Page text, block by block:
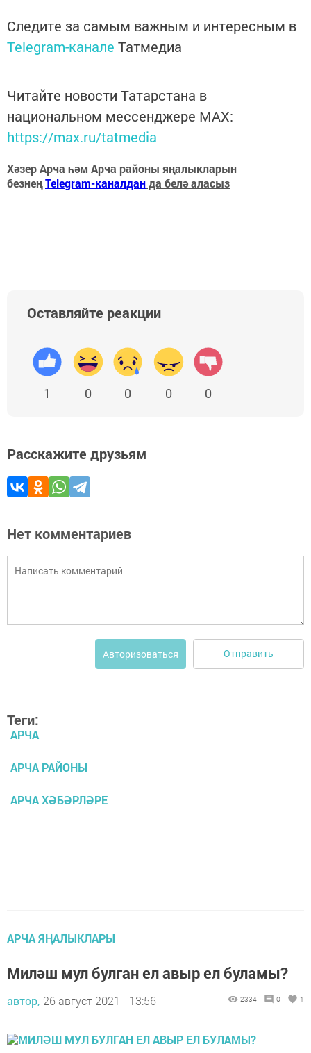
Следите за самым важным и интересным в
Telegram-канале Татмедиа
Читайте новости Татарстана в
национальном мессенджере MАХ:
https://max.ru/tatmedia
Хәзер Арча һәм Арча районы яңалыкларын
безнеңTelegram-каналданда белә аласыз
Оставляйте реакции
1 0 0 0 0
Расскажите друзьям
Нет комментариев
Авторизоваться Отправить
Теги:
АРЧА
АРЧА РАЙОНЫ
АРЧА ХӘБӘРЛӘРЕ
АРЧА ЯҢАЛЫКЛАРЫ
Миләш мул булган ел авыр ел буламы?
автор, 26 август 2021 - 13:56 2334 0 1